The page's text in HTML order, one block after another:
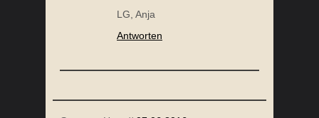
LG, Anja
Antworten